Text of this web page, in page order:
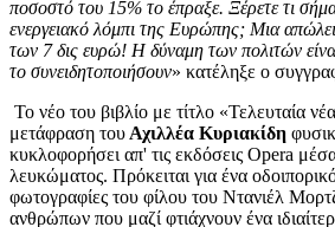
ποσοστό του 15% το έπραξε. Ξέρετε τι
ενεργειακό λόμπι της Ευρώπης; Μια
των 7 δις ευρώ! Η δύναμη των πολιτών
το συνειδητοποιήσουν» κατέληξε ο
Το νέο του βιβλίο με τίτλο «Τελευταία
μετάφραση του Αχιλλέα Κυριακίδη
κυκλοφορήσει απ' τις εκδόσεις Opera
λευκώματος. Πρόκειται για ένα
φωτογραφίες του φίλου του Ντανιέλ
ανθρώπων που μαζί φτιάχνουν ένα